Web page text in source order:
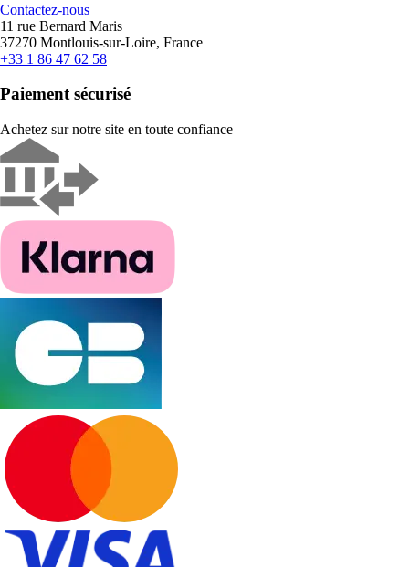
Contactez-nous
11 rue Bernard Maris
37270 Montlouis-sur-Loire, France
+33 1 86 47 62 58
Paiement sécurisé
Achetez sur notre site en toute confiance